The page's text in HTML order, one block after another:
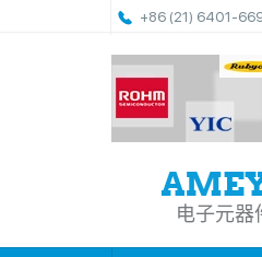
+86 (21) 6401-
电子元器